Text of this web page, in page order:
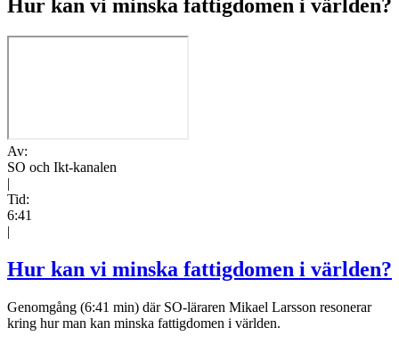
Hur kan vi minska fattigdomen i världen?
Av:
SO och Ikt-kanalen
|
Tid:
6:41
|
Hur kan vi minska fattigdomen i världen?
Genomgång (6:41 min) där SO-läraren Mikael Larsson resonerar
kring hur man kan minska fattigdomen i världen.